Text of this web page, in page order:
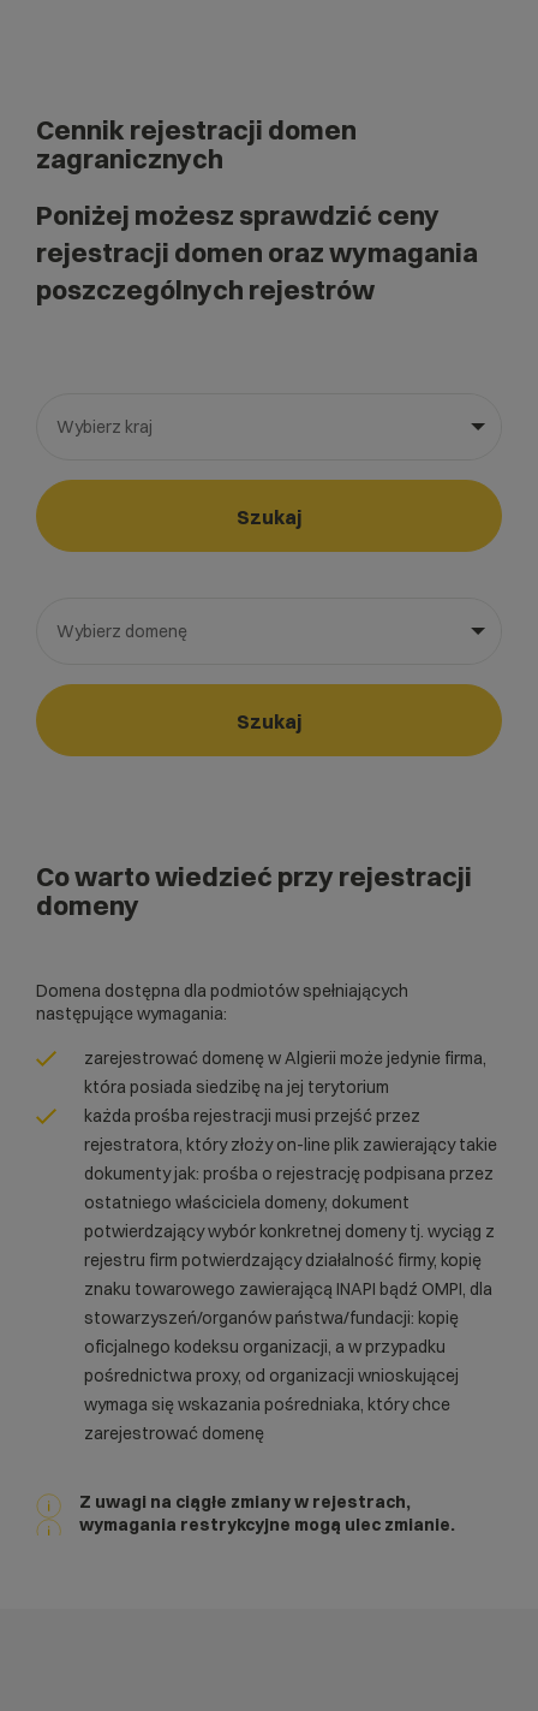
Cennik rejestracji domen
zagranicznych
Poniżej możesz sprawdzić ceny
rejestracji domen oraz wymagania
poszczególnych rejestrów
Wybierz kraj
Wybierz gotową listę. Użyj spacji, aby otworzyć.
Naciśnij spację, aby otworzyć listę, klawisze strzałek, aby
Szukaj
Wybierz domenę
Wybierz gotową listę. Użyj spacji, aby otworzyć.
Naciśnij spację, aby otworzyć listę, klawisze strzałek, aby
Szukaj
Co warto wiedzieć przy rejestracji
domeny
Domena dostępna dla podmiotów spełniających
następujące wymagania:
zarejestrować domenę w Algierii może jedynie firma,
która posiada siedzibę na jej terytorium
każda prośba rejestracji musi przejść przez
rejestratora, który złoży on-line plik zawierający takie
dokumenty jak: prośba o rejestrację podpisana przez
ostatniego właściciela domeny, dokument
potwierdzający wybór konkretnej domeny tj. wyciąg z
rejestru firm potwierdzający działalność firmy, kopię
znaku towarowego zawierającą INAPI bądź OMPI, dla
stowarzyszeń/organów państwa/fundacji: kopię
oficjalnego kodeksu organizacji, a w przypadku
pośrednictwa proxy, od organizacji wnioskującej
wymaga się wskazania pośredniaka, który chce
zarejestrować domenę
Z uwagi na ciągłe zmiany w rejestrach,
wymagania restrykcyjne mogą ulec zmianie.